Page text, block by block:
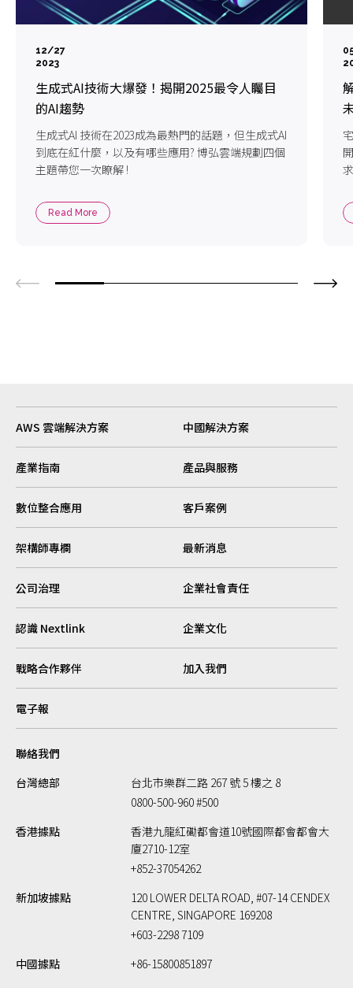
12/27
2023
生成式AI技術大爆發！揭開2025最令人矚目
的AI趨勢
生成式AI 技術在2023成為最熱門的話題，但生成式AI
到底在紅什麼，以及有哪些應用? 博弘雲端規劃四個
主題帶您一次瞭解 !
Read More
AWS 雲端解決方案 中國解決方案
產業指南 產品與服務
數位整合應用 客戶案例
架構師專欄 最新消息
公司治理 企業社會責任
認識 Nextlink 企業文化
戰略合作夥伴 加入我們
電子報
聯絡我們
台灣總部
台北市樂群二路 267 號 5 樓之 8
0800-500-960 #500
香港據點
香港九龍紅磡都會道10號國際都會都會大
廈2710-12室
+852-37054262
新加坡據點
120 LOWER DELTA ROAD, #07-14 CENDEX
CENTRE, SINGAPORE 169208
+603-2298 7109
中國據點
+86-15800851897